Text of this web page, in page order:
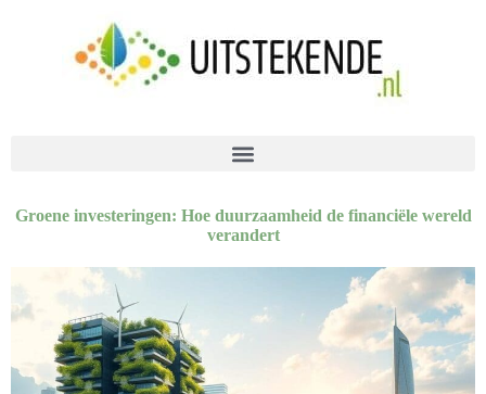
Groene investeringen: Hoe duurzaamheid de financiële wereld
verandert